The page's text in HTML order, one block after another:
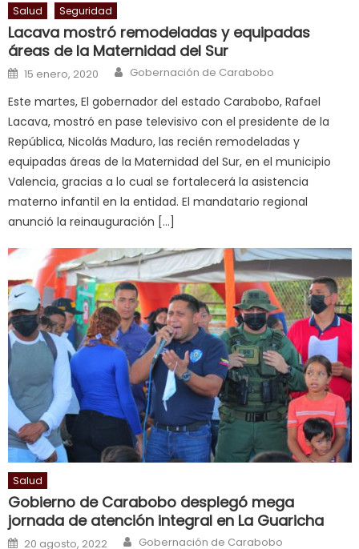
क
च
त
क
लग
आपक
पस
द,
sexy
bbw
milf
enjoys
long
hard
fuck,
सच
ह
स
क
ल
म
य
भ
ह,
indian
Salud Seguridad
Lacava mostró remodeladas y equipadas
áreas de la Maternidad del Sur
Posted on
15 enero, 2020 Author
Gobernación de Carabobo
Este martes, El gobernador del estado Carabobo, Rafael
Lacava, mostró en pase televisivo con el presidente de la
República, Nicolás Maduro, las recién remodeladas y
equipadas áreas de la Maternidad del Sur, en el municipio
Valencia, gracias a lo cual se fortalecerá la asistencia
materno infantil en la entidad. El mandatario regional
anunció la reinauguración […]
Salud
Gobierno de Carabobo desplegó mega
jornada de atención integral en La Guaricha
Posted on
20 agosto, 2022 Author
Gobernación de Carabobo